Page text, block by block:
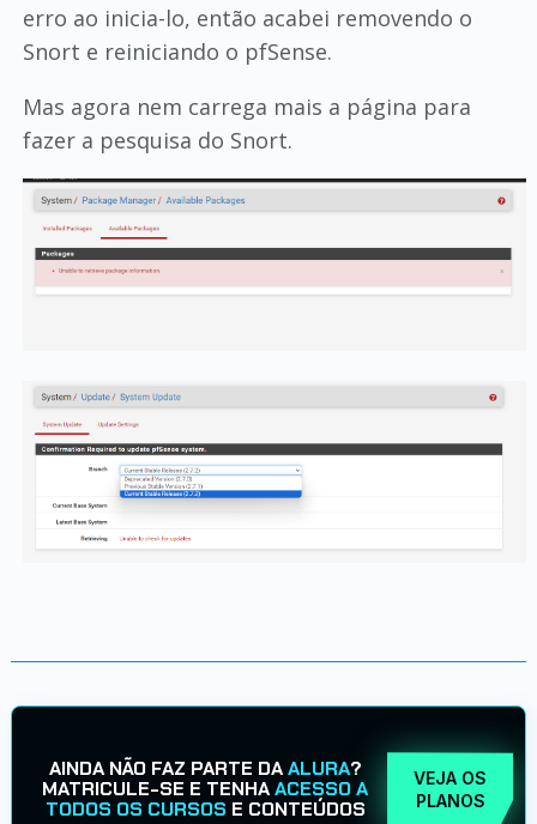
erro ao inicia-lo, então acabei removendo o
Snort e reiniciando o pfSense.
Mas agora nem carrega mais a página para
fazer a pesquisa do Snort.
AINDA NÃO FAZ PARTE DAALURA?
MATRICULE-SE E TENHAACESSO A
TODOS OS CURSOS E CONTEÚDOS
VEJA OS
PLANOS